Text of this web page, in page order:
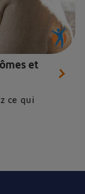
et
ce qui